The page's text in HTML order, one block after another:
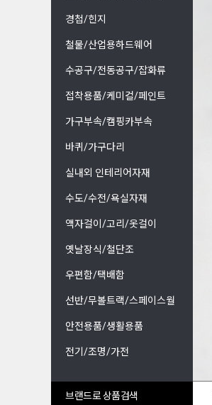
경첩/힌지
철물/산업용하드웨어
수공구/전동공구/잡화류
접착용품/케미컬/페인트
가구부속/캠핑카부속
바퀴/가구다리
실내외 인테리어자재
수도/수전/욕실자재
액자걸이/고리/옷걸이
옛날장식/철단조
우편함/택배함
선반/무볼트랙/스페이스월
안전용품/생활용품
전기/조명/가전
브랜드로 상품검색